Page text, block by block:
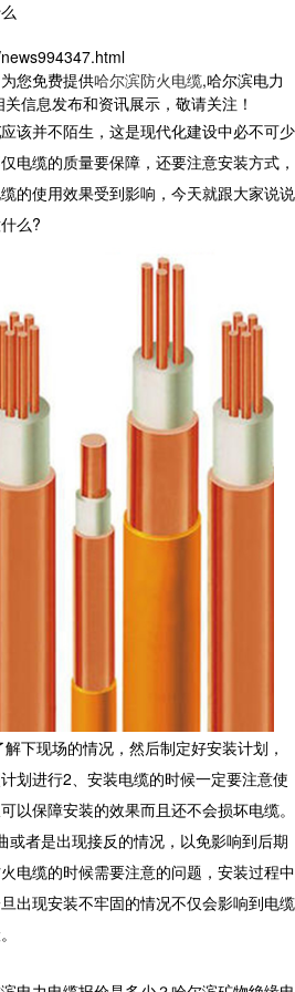
您免费提供哈尔滨防火电缆,哈尔滨电力
信息发布和资讯展示，敬请关注！
应该并不陌生，这是现代化建设中必不可少
电缆的质量要保障，还要注意安装方式，
的使用效果受到影响，今天就跟大家说说
么?
下现场的情况，然后制定好安装计划，
划进行2、安装电缆的时候一定要注意使
以保障安装的效果而且还不会损坏电缆。
或者是出现接反的情况，以免影响到后期
电缆的时候需要注意的问题，安装过程中
出现安装不牢固的情况不仅会影响到电缆